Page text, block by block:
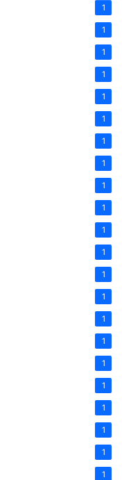
1
1
1
1
1
1
1
1
1
1
1
1
1
1
1
1
1
1
1
1
1
1